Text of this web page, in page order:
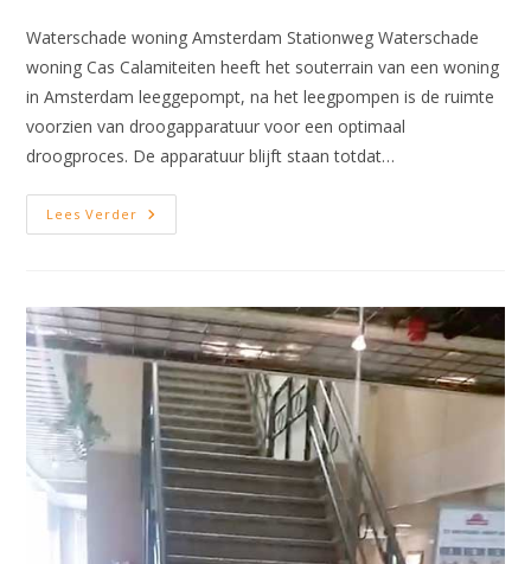
Waterschade woning Amsterdam Stationweg Waterschade
woning Cas Calamiteiten heeft het souterrain van een woning
in Amsterdam leeggepompt, na het leegpompen is de ruimte
voorzien van droogapparatuur voor een optimaal
droogproces. De apparatuur blijft staan totdat…
Lees Verder Waterschade
Woning